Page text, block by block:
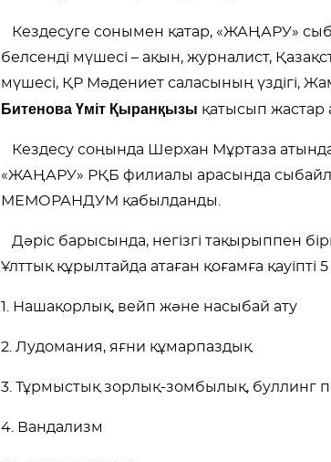
Кездесуге сонымен қатар, «ЖАҢАРУ»
белсенді мүшесі – ақын, журналист,
мүшесі, ҚР Мәдениет саласының үздігі,
Битенова Үміт Қыранқызы қатысып жастар
Кездесу соңында Шерхан Мұртаза
«ЖАҢАРУ» РҚБ филиалы арасында
МЕМОРАНДУМ қабылданды.
Дәріс барысында, негізгі тақырыппен
Ұлттық құрылтайда атаған қоғамға қауіпті
1. Нашақорлық, вейп және насыбай ату
2. Лудомания, яғни құмарпаздық
3. Тұрмыстық зорлық-зомбылық, буллинг
4. Вандализм